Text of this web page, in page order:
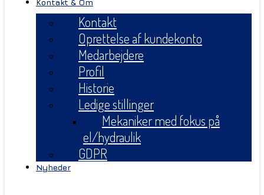
Kontakt & Om
Kontakt
Oprettelse af kundekonto
Medarbejdere
Profil
Historie
Ledige stillinger
Mekaniker med fokus på
el/hydraulik
GDPR
Nyheder